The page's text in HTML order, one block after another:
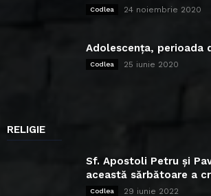
Codlea 24 noiembrie 2020
Adolescența, perioada
Codlea 25 iunie 2020
RELIGIE
Sf. Apostoli Petru și
această sărbătoare a
Codlea 29 iunie 2022